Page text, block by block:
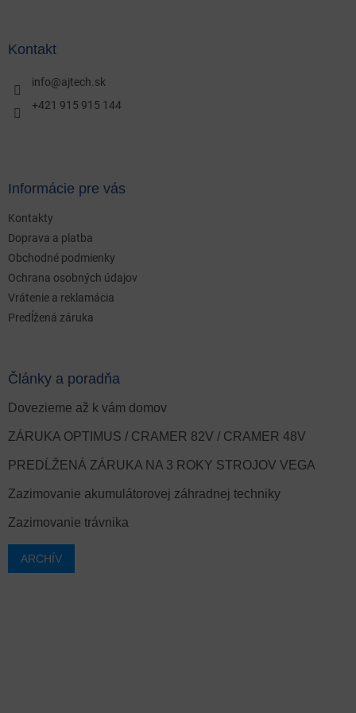
Kontakt
info@ajtech.sk
+421 915 915 144
Informácie pre vás
Kontakty
Doprava a platba
Obchodné podmienky
Ochrana osobných údajov
Vrátenie a reklamácia
Predĺžená záruka
Články a poradňa
Dovezieme až k vám domov
ZÁRUKA OPTIMUS / CRAMER 82V / CRAMER 48V
PREDĹŽENÁ ZÁRUKA NA 3 ROKY STROJOV VEGA
Zazimovanie akumulátorovej záhradnej techniky
Zazimovanie trávnika
ARCHÍV